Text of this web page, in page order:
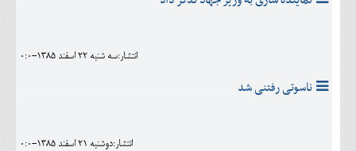
انتشار:سه شنبه 22 اسفند 1385-0:0
ناسوتی رفتنی شد
انتشار:دوشنبه 21 اسفند 1385-0:0